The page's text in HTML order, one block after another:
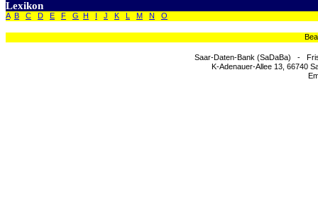
Lexikon
A B C D E F G H I J K L M N O
Saar-Daten-Bank (SaDaBa) -
K-Adenauer-Allee 13, 66740